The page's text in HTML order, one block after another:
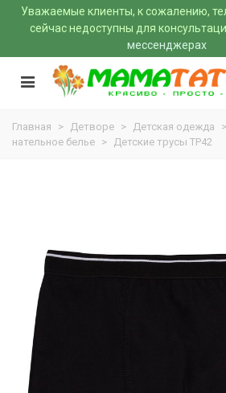
Уважаемые клиенты, к сожалению,
сейчас недоступны для
мессенджерах
Главная > Детворе > Детская одежда >
нательное белье > Детские трусы ТР42